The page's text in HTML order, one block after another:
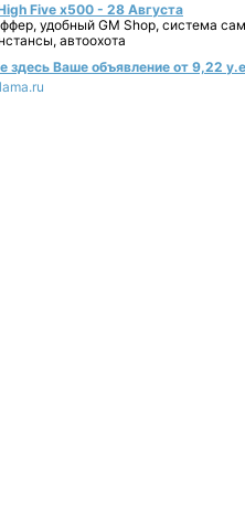
Five x500 - 28 Августа
удобный GM Shop, система
автоохота
здесь Ваше объявление от 9,22